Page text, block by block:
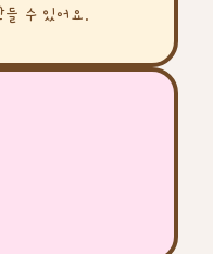
들 수 있어요.